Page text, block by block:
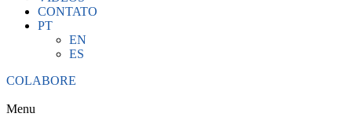
CONTATO
PT
EN
ES
COLABORE
Menu